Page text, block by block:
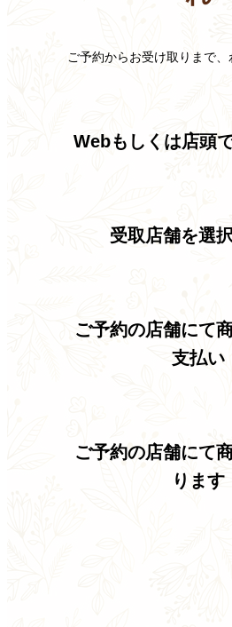
ご予約からお受け取りまで
Webもしくは店頭
受取店舗を選択
ご予約の店舗にて
支払い
ご予約の店舗にて
ります